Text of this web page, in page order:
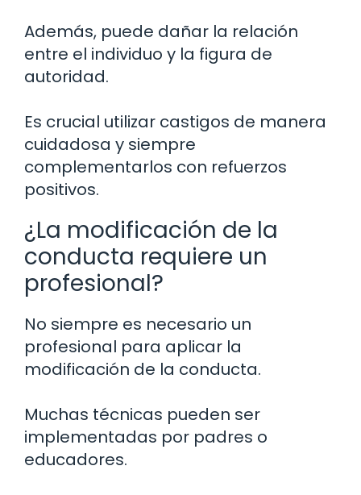
Además, puede dañar la relación
entre el individuo y la figura de
autoridad.
Es crucial utilizar castigos de manera
cuidadosa y siempre
complementarlos con refuerzos
positivos.
¿La modificación de la
conducta requiere un
profesional?
No siempre es necesario un
profesional para aplicar la
modificación de la conducta.
Muchas técnicas pueden ser
implementadas por padres o
educadores.